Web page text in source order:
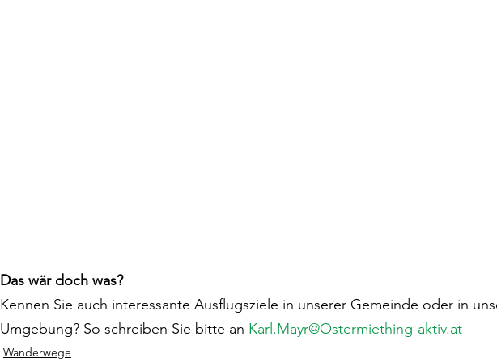
Das wär doch was?
Kennen Sie auch interessante Ausflugsziele in unserer Gemeinde oder in
Umgebung? So schreiben Sie bitte an Karl.Mayr@Ostermiething-aktiv.at
Wanderwege